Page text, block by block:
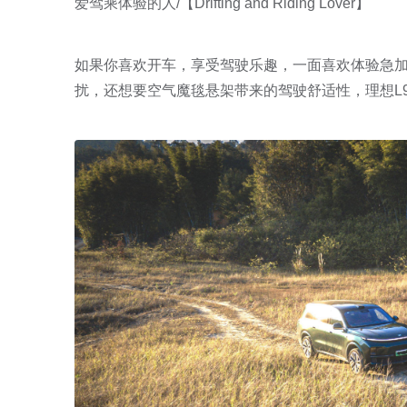
爱驾乘体验的人/【Drifting and Riding Lover】
如果你喜欢开车，享受驾驶乐趣，一面喜欢体验急
扰，还想要空气魔毯悬架带来的驾驶舒适性，理想